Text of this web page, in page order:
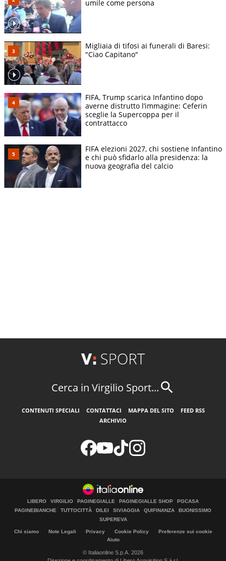
umile come persona
Migliaia di tifosi ai funerali di Baresi:
"Ciao Capitano"
FIFA, Trump scarica Infantino dopo
averne distrutto l’immagine: Ceferin
sceglie la Supercoppa per il
contrattacco
FIFA elezioni 2027, chi sostiene Infantino
e chi può sfidarlo alla presidenza: la
nuova geografia del calcio
Cerca in Virgilio Sport...
CONTENUTI SPECIALI CONTATTACI MAPPA DEL SITO
FEED RSS
ARCHIVIO
LIBERO VIRGILIO PAGINEGIALLE PAGINEGIALLE SHOP
PGCASA
PAGINEBIANCHE
TUTTOCITTÀ DILEI SIVIAGGIA QUIFINANZA
BUONISSIMO
SUPEREVA
Chi siamo Note Legali Privacy Cookie Policy
Preferenze sui cookie
Aiuto
© Italiaonline S.p.A. 2026